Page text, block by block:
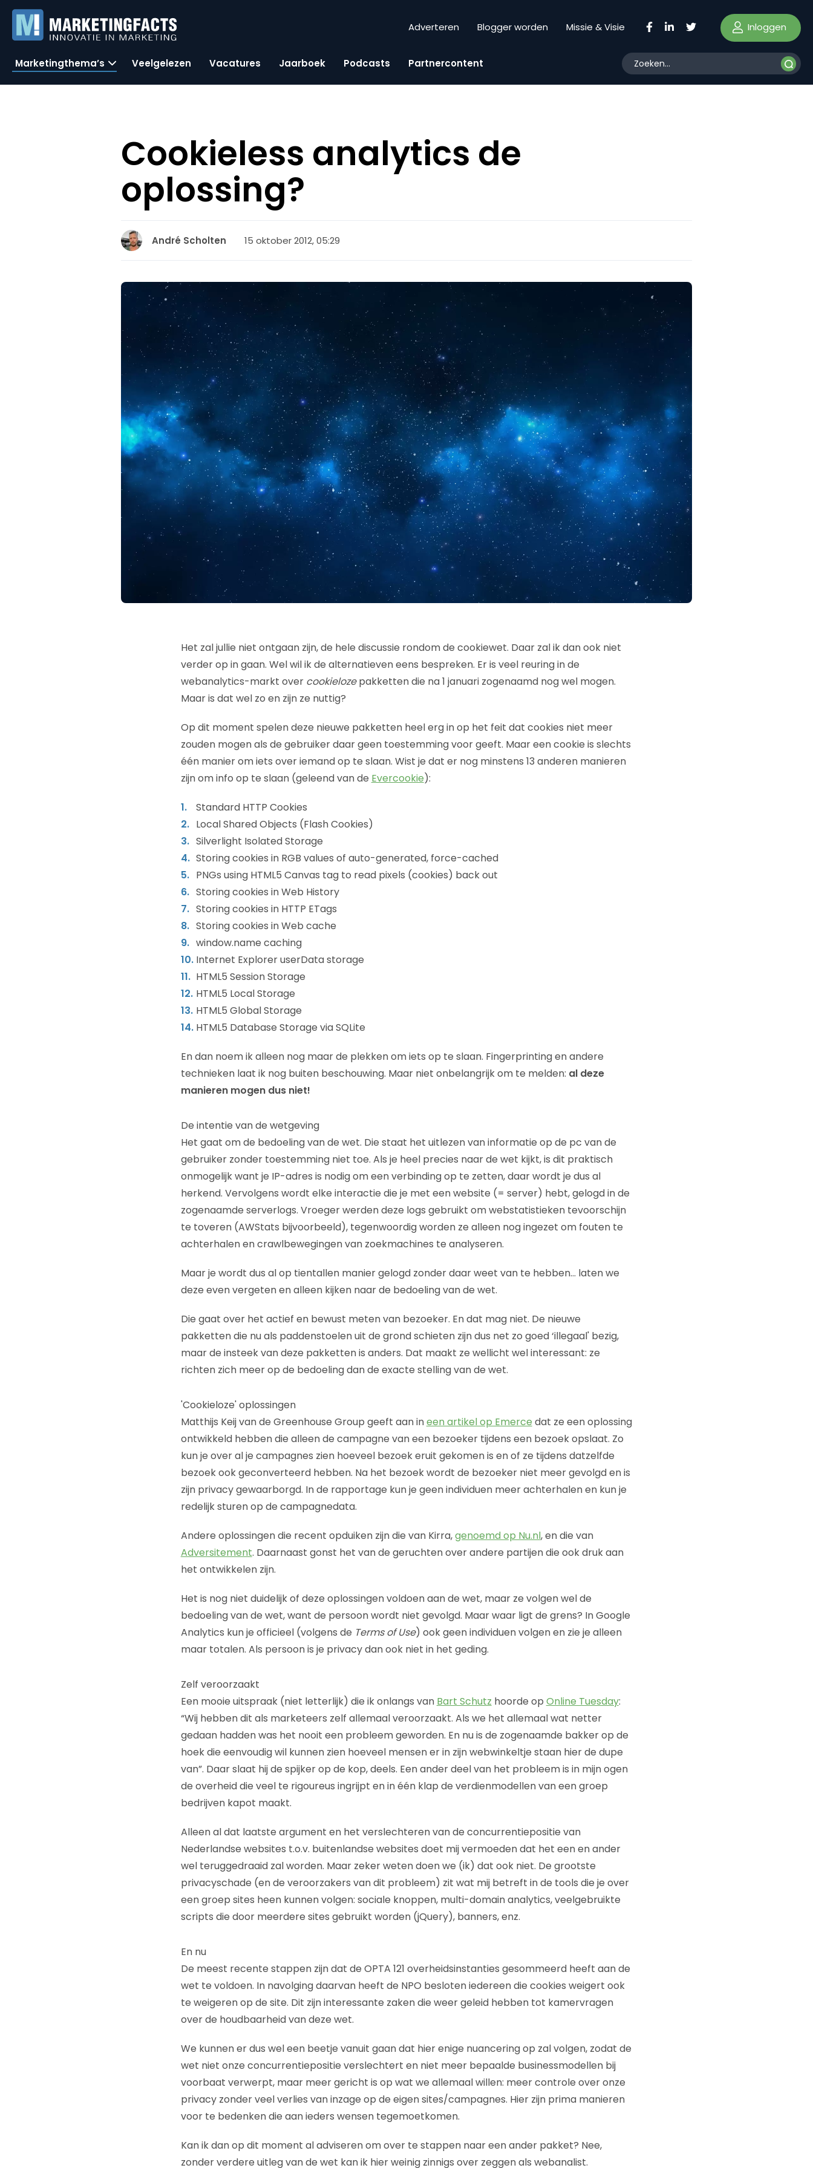
Adverteren Blogger worden Missie & Visie Inloggen
Marketingthema’s Veelgelezen Vacatures Jaarboek Podcasts Partnercontent
Cookieless analytics de
oplossing?
André Scholten 15 oktober 2012, 05:29
Het zal jullie niet ontgaan zijn, de hele discussie rondom de cookiewet. Daar zal ik dan ook niet
verder op in gaan. Wel wil ik de alternatieven eens bespreken. Er is veel reuring in de
webanalytics-markt over cookielozepakketten die na 1 januari zogenaamd nog wel mogen.
Maar is dat wel zo en zijn ze nuttig?
Op dit moment spelen deze nieuwe pakketten heel erg in op het feit dat cookies niet meer
zouden mogen als de gebruiker daar geen toestemming voor geeft. Maar een cookie is slechts
één manier om iets over iemand op te slaan. Wist je dat er nog minstens 13 anderen manieren
zijn om info op te slaan (geleend van de Evercookie):
Standard HTTP Cookies
Local Shared Objects (Flash Cookies)
Silverlight Isolated Storage
Storing cookies in RGB values of auto-generated, force-cached
PNGs using HTML5 Canvas tag to read pixels (cookies) back out
Storing cookies in Web History
Storing cookies in HTTP ETags
Storing cookies in Web cache
window.name caching
Internet Explorer userData storage
HTML5 Session Storage
HTML5 Local Storage
HTML5 Global Storage
HTML5 Database Storage via SQLite
En dan noem ik alleen nog maar de plekken om iets op te slaan. Fingerprinting en andere
technieken laat ik nog buiten beschouwing. Maar niet onbelangrijk om te melden: al deze
manieren mogen dus niet!
De intentie van de wetgeving
Het gaat om de bedoeling van de wet. Die staat het uitlezen van informatie op de pc van de
gebruiker zonder toestemming niet toe. Als je heel precies naar de wet kijkt, is dit praktisch
onmogelijk want je IP-adres is nodig om een verbinding op te zetten, daar wordt je dus al
herkend. Vervolgens wordt elke interactie die je met een website (= server) hebt, gelogd in de
zogenaamde serverlogs. Vroeger werden deze logs gebruikt om webstatistieken tevoorschijn
te toveren (AWStats bijvoorbeeld), tegenwoordig worden ze alleen nog ingezet om fouten te
achterhalen en crawlbewegingen van zoekmachines te analyseren.
Maar je wordt dus al op tientallen manier gelogd zonder daar weet van te hebben… laten we
deze even vergeten en alleen kijken naar de bedoeling van de wet.
Die gaat over het actief en bewust meten van bezoeker. En dat mag niet. De nieuwe
pakketten die nu als paddenstoelen uit de grond schieten zijn dus net zo goed ‘illegaal' bezig,
maar de insteek van deze pakketten is anders. Dat maakt ze wellicht wel interessant: ze
richten zich meer op de bedoeling dan de exacte stelling van de wet.
'Cookieloze' oplossingen
Matthijs Keij van de Greenhouse Group geeft aan ineen artikel op Emerce dat ze een oplossing
ontwikkeld hebben die alleen de campagne van een bezoeker tijdens een bezoek opslaat. Zo
kun je over al je campagnes zien hoeveel bezoek eruit gekomen is en of ze tijdens datzelfde
bezoek ook geconverteerd hebben. Na het bezoek wordt de bezoeker niet meer gevolgd en is
zijn privacy gewaarborgd. In de rapportage kun je geen individuen meer achterhalen en kun je
redelijk sturen op de campagnedata.
Andere oplossingen die recent opduiken zijn die van Kirra,genoemd op Nu.nl, en die van
Adversitement. Daarnaast gonst het van de geruchten over andere partijen die ook druk aan
het ontwikkelen zijn.
Het is nog niet duidelijk of deze oplossingen voldoen aan de wet, maar ze volgen wel de
bedoeling van de wet, want de persoon wordt niet gevolgd. Maar waar ligt de grens? In Google
Analytics kun je officieel (volgens de Terms of Use) ook geen individuen volgen en zie je alleen
maar totalen. Als persoon is je privacy dan ook niet in het geding.
Zelf veroorzaakt
Een mooie uitspraak (niet letterlijk) die ik onlangs van Bart Schutz hoorde op Online Tuesday:
“Wij hebben dit als marketeers zelf allemaal veroorzaakt. Als we het allemaal wat netter
gedaan hadden was het nooit een probleem geworden. En nu is de zogenaamde bakker op de
hoek die eenvoudig wil kunnen zien hoeveel mensen er in zijn webwinkeltje staan hier de dupe
van”. Daar slaat hij de spijker op de kop, deels. Een ander deel van het probleem is in mijn ogen
de overheid die veel te rigoureus ingrijpt en in één klap de verdienmodellen van een groep
bedrijven kapot maakt.
Alleen al dat laatste argument en het verslechteren van de concurrentiepositie van
Nederlandse websites t.o.v. buitenlandse websites doet mij vermoeden dat het een en ander
wel teruggedraaid zal worden. Maar zeker weten doen we (ik) dat ook niet. De grootste
privacyschade (en de veroorzakers van dit probleem) zit wat mij betreft in de tools die je over
een groep sites heen kunnen volgen: sociale knoppen, multi-domain analytics, veelgebruikte
scripts die door meerdere sites gebruikt worden (jQuery), banners, enz.
En nu
De meest recente stappen zijn dat de OPTA 121 overheidsinstanties gesommeerd heeft aan de
wet te voldoen. In navolging daarvan heeft de NPO besloten iedereen die cookies weigert ook
te weigeren op de site. Dit zijn interessante zaken die weer geleid hebben tot kamervragen
over de houdbaarheid van deze wet.
We kunnen er dus wel een beetje vanuit gaan dat hier enige nuancering op zal volgen, zodat de
wet niet onze concurrentiepositie verslechtert en niet meer bepaalde businessmodellen bij
voorbaat verwerpt, maar meer gericht is op wat we allemaal willen: meer controle over onze
privacy zonder veel verlies van inzage op de eigen sites/campagnes. Hier zijn prima manieren
voor te bedenken die aan ieders wensen tegemoetkomen.
Kan ik dan op dit moment al adviseren om over te stappen naar een ander pakket? Nee,
zonder verdere uitleg van de wet kan ik hier weinig zinnigs over zeggen als webanalist.